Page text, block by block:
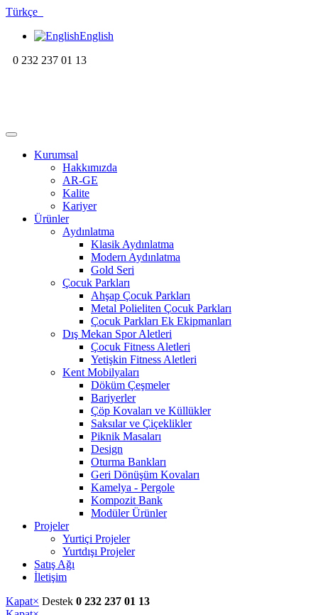
Türkçe
English
0 232 237 01 13
Kurumsal
Hakkımızda
AR-GE
Kalite
Kariyer
Ürünler
Aydınlatma
Klasik Aydınlatma
Modern Aydınlatma
Gold Seri
Çocuk Parkları
Ahşap Çocuk Parkları
Metal Polieliten Çocuk Parkları
Çocuk Parkları Ek Ekipmanları
Dış Mekan Spor Aletleri
Çocuk Fitness Aletleri
Yetişkin Fitness Aletleri
Kent Mobilyaları
Döküm Çeşmeler
Bariyerler
Çöp Kovaları ve Küllükler
Saksılar ve Çiçeklikler
Piknik Masaları
Design
Oturma Bankları
Geri Dönüşüm Kovaları
Kamelya - Pergole
Kompozit Bank
Modüler Ürünler
Projeler
Yurtiçi Projeler
Yurtdışı Projeler
Satış Ağı
İletişim
Kapat× Destek 0 232 237 01 13